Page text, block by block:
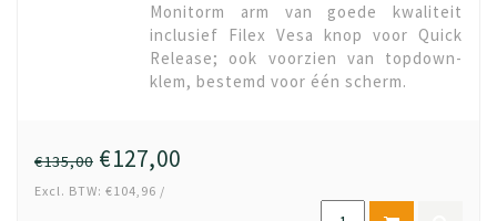
Monitorm arm van goede kwaliteit
inclusief Filex Vesa knop voor Quick
Release; ook voorzien van topdown-
klem, bestemd voor één scherm.
€135,00 €127,00
Excl. BTW: €104,96 /